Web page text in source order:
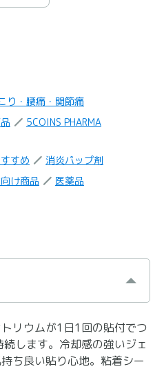
り・腰痛・関節痛
5COINS PHARMA
すめ
消炎パップ剤
け商品 医薬品
リウムが1日1回の貼付でつ
します。冷却感の強いジェ
ち良い貼り心地。粘着シー